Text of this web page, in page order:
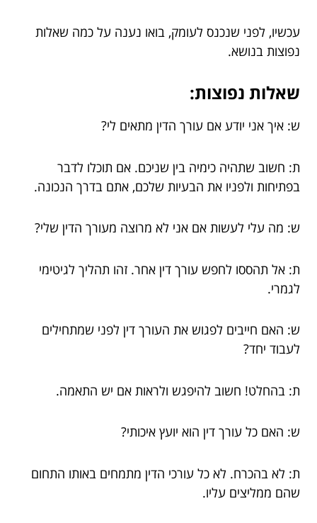
עכשיו, לפני שנכנס לעומק, בואו נענה על כמה שאלות
נפוצות בנושא.
שאלות נפוצות:
ש: איך אני יודע אם עורך הדין מתאים לי?
ת: חשוב שתהיה כימיה בין שניכם. אם תוכלו לדבר
בפתיחות ולפניו את הבעיות שלכם, אתם בדרך הנכונה.
ש: מה עלי לעשות אם אני לא מרוצה מעורך הדין שלי?
ת: אל תהססו לחפש עורך דין אחר. זהו תהליך לגיטימי
לגמרי.
ש: האם חייבים לפגוש את העורך דין לפני שמתחילים
לעבוד יחד?
ת: בהחלט! חשוב להיפגש ולראות אם יש התאמה.
ש: האם כל עורך דין הוא יועץ איכותי?
ת: לא בהכרח. לא כל עורכי הדין מתמחים באותו התחום
שהם ממליצים עליו.